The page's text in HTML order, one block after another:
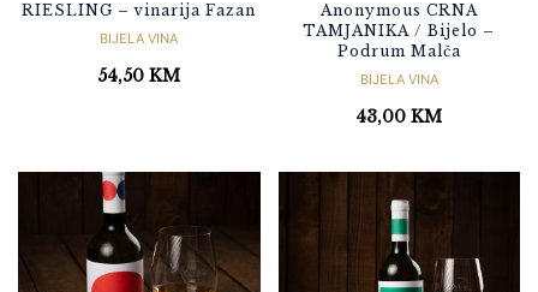
RIESLING – vinarija Fazan
BIJELA VINA
54,50KM
Anonymous CRNA
TAMJANIKA / Bijelo –
Podrum Malča
BIJELA VINA
43,00KM